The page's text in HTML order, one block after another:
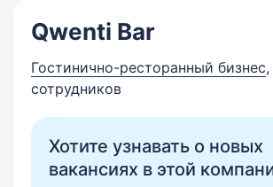
Qwenti Bar
Гостинично-ресторанный бизнес
сотрудников
Хотите узнавать о новых
вакансиях в этой